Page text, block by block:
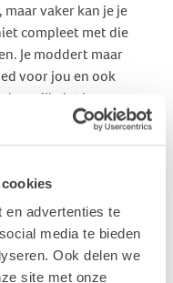
en advertenties te
media te bieden
Ook delen we
site met onze
vaker kan je je
compleet met die
Je moddert maar
voor jou en ook
dat je – op
met anderen kunt
verhaal. Maar
die jou
en wel